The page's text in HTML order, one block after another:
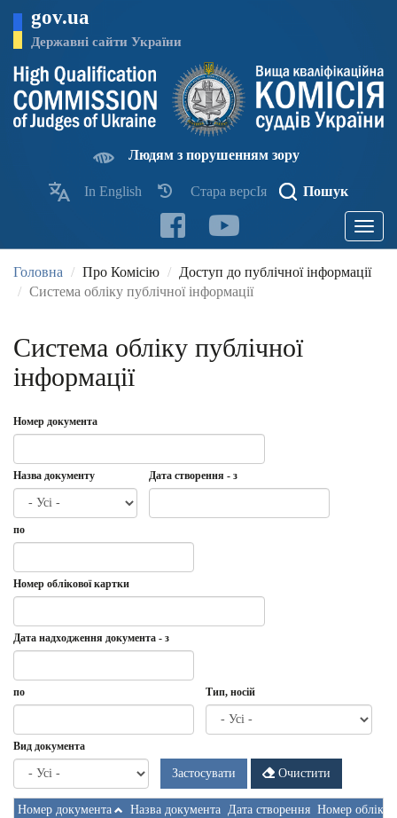
основного
матеріалу
gov.ua
Державні сайти України
Людям з порушенням зору
In English Стара версІя Пошук
Toggle
Головна Про Комісію
Доступ до публічної інформації
Система обліку публічної інформації
Система обліку публічної
інформації
Номер документа
Назва документу Дата створення - з
створення
з
по
Дата
по
Номер облікової картки
Дата надходження документа - з
Дата
Дата
надходження
-
з
по
Дата
по
Тип, носій
Вид документа
Застосувати Очистити
Номер документа Назва документа Дата створення Номер